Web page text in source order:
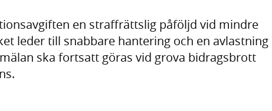
en straffrättslig påföljd vid mindre
leder till snabbare hantering och en avlastning
ska fortsatt göras vid grova bidragsbrott